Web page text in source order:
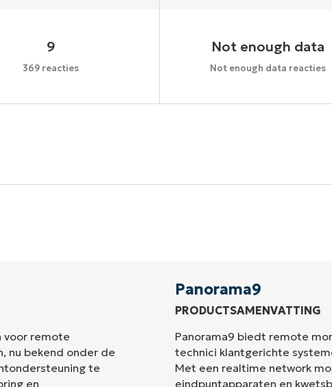
9
369 reacties
Not enough data
Not enough data reacties
voor remote
nu bekend onder de
te
en
Panorama9
PRODUCTSAMENVATTING
Panorama9 biedt remote
technici klantgerichte
Met een realtime network
eindpuntapparaten en